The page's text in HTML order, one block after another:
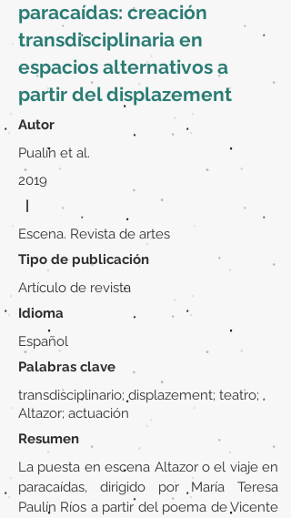
paracaídas: creación
transdisciplinaria en
espacios alternativos a
partir del displazement
Autor
Pualín et al.
2019
|
Escena. Revista de artes
Tipo de publicación
Artículo de revista
Idioma
Español
Palabras clave
transdisciplinario; displazement; teatro;
Altazor; actuación
Resumen
La puesta en escena Altazor o el viaje en
paracaídas, dirigido por María Teresa
Paulín Ríos a partir del poema de Vicente